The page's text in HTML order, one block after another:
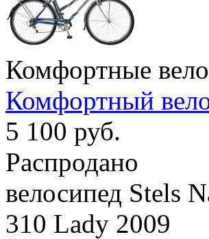
Комфортные
Комфортный
5 100 руб.
Распродано
велосипед Stels
310 Lady 2009